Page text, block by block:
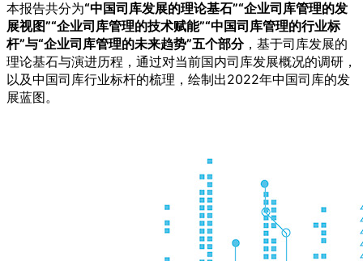
本报告共分为“中国司库发展的理论基石”“企业司库管理的发
展视图”“企业司库管理的技术赋能”“中国司库管理的行业标
杆”与“企业司库管理的未来趋势”五个部分，基于司库发展的
理论基石与演进历程，通过对当前国内司库发展概况的调研，
以及中国司库行业标杆的梳理，绘制出2022年中国司库的发
展蓝图。